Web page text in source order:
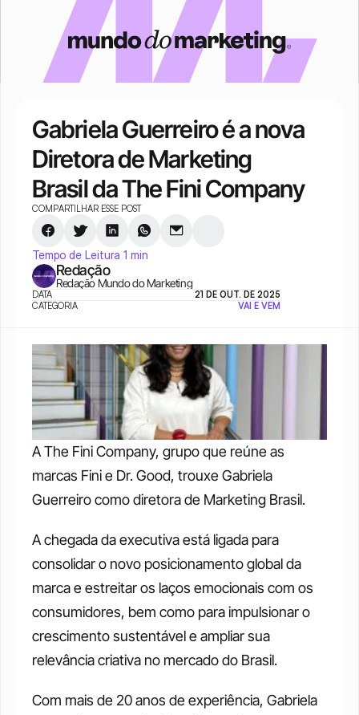
Gabriela Guerreiro é a nova
Diretora de Marketing
Brasil da The Fini Company
COMPARTILHAR ESSE POST
Tempo de Leitura 1 min
Redação
Redação Mundo do Marketing
DATA
21 DE OUT. DE 2025
CATEGORIA
VAI E VEM
A The Fini Company, grupo que reúne as
marcas Fini e Dr. Good, trouxe Gabriela
Guerreiro como diretora de Marketing Brasil.
A chegada da executiva está ligada para
consolidar o novo posicionamento global da
marca e estreitar os laços emocionais com os
consumidores, bem como para impulsionar o
crescimento sustentável e ampliar sua
relevância criativa no mercado do Brasil.
Com mais de 20 anos de experiência, Gabriela